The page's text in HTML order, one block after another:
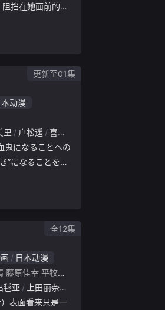
挡在她面前的，
来的“世界”赛马
衣少女，如今正
鹤广美 高户靖广
本动漫
里 户松遥 喜多村英梨
”になることを決
意をしたナズナ
ないまま二人の
更新至01集
山下大辉 粕谷雄太
日本动漫
藤原佳幸 平牧大辅
毬亚 上田丽奈
全12集